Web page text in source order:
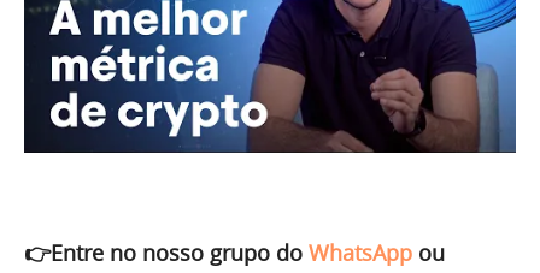
👉Entre no nosso grupo do WhatsApp ou